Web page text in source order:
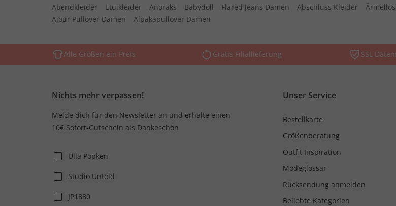
Abendkleider Etuikleider Anoraks Babydoll Flared Jeans Damen Abschluss Kleider
Ajour Pullover Damen
Alpakapullover Damen
Alle Größen ein Preis Gratis Filiallieferung SSL
Nichts mehr verpassen!
Melde dich für den Newsletter an und erhalte einen
10€ Sofort-Gutschein als Dankeschön
Ulla Popken
Studio Untold
JP1880
Unser Service
Bestellkarte
Größenberatung
Outfit Inspiration
Modeglossar
Rücksendung anmelden
Beliebte Kategorien